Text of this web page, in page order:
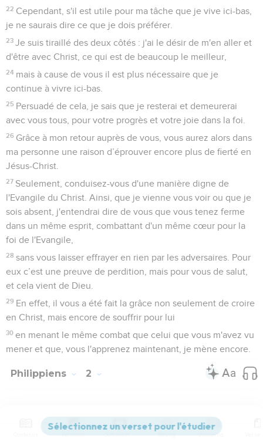
22 Cependant, s'il est utile pour ma tâche que je vive ici-bas,
je ne saurais dire ce que je dois préférer.
23 Je suis tiraillé des deux côtés : j'ai le désir de m'en aller et
d'être avec Christ, ce qui est de beaucoup le meilleur,
24 mais à cause de vous il est plus nécessaire que je
continue à vivre ici-bas.
25 Persuadé de cela, je sais que je resterai et demeurerai
avec vous tous, pour votre progrès et votre joie dans la foi.
26 Grâce à mon retour auprès de vous, vous aurez alors dans
ma personne une raison d’éprouver encore plus de fierté en
Jésus-Christ.
27 Seulement, conduisez-vous d'une manière digne de
l'Evangile du Christ. Ainsi, que je vienne vous voir ou que je
sois absent, j'entendrai dire de vous que vous tenez ferme
dans un même esprit, combattant d'un même cœur pour la
foi de l'Evangile,
28 sans vous laisser effrayer en rien par les adversaires. Pour
eux c’est une preuve de perdition, mais pour vous de salut,
et cela vient de Dieu.
29 En effet, il vous a été fait la grâce non seulement de croire
en Christ, mais encore de souffrir pour lui
30 en menant le même combat que celui que vous m'avez vu
mener et que, vous l'apprenez maintenant, je mène encore.
Philippiens 2
Seuls les Évangiles sont disponibles en vidéo pour le moment.
Versions Commentaires Strong